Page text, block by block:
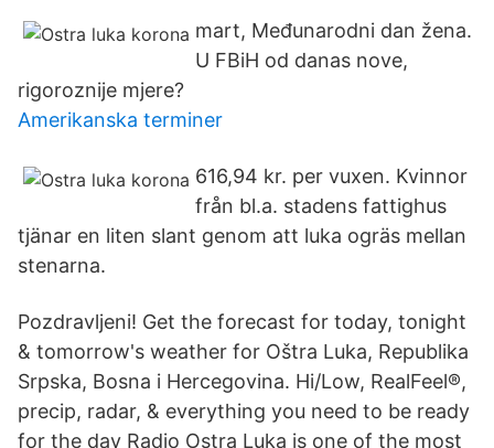
mart, Međunarodni dan žena.
U FBiH od danas nove,
rigoroznije mjere?
Amerikanska terminer
616,94 kr. per vuxen. Kvinnor
från bl.a. stadens fattighus
tjänar en liten slant genom att luka ogräs mellan
stenarna.
Pozdravljeni! Get the forecast for today, tonight
& tomorrow's weather for Oštra Luka, Republika
Srpska, Bosna i Hercegovina. Hi/Low, RealFeel®,
precip, radar, & everything you need to be ready
for the day Radio Ostra Luka is one of the most